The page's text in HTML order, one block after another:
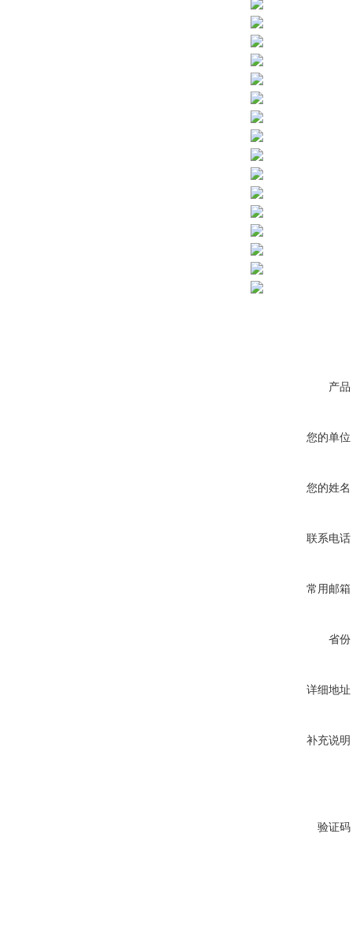
产品
您的单位
您的姓名
联系电话
常用邮箱
省份
详细地址
补充说明
验证码